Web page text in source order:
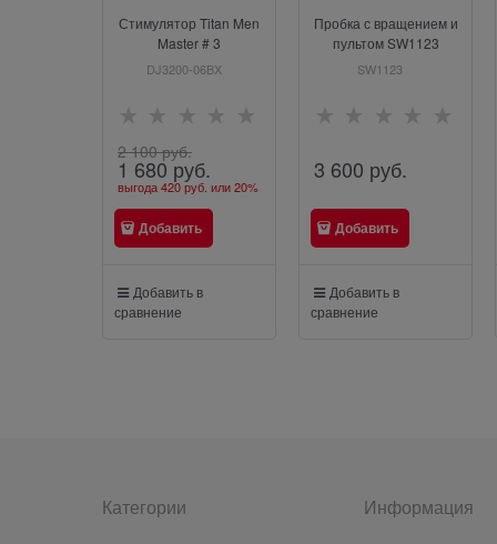
Стимулятор Titan Men
Master # 3
DJ3200-06BX
2 100 руб.
1 680 руб.
выгода420 руб. или20%
Добавить
Добавить в
сравнение
Пробка с вращением и
пультом SW1123
SW1123
3 600 руб.
Добавить
Добавить в
сравнение
Категории Информация